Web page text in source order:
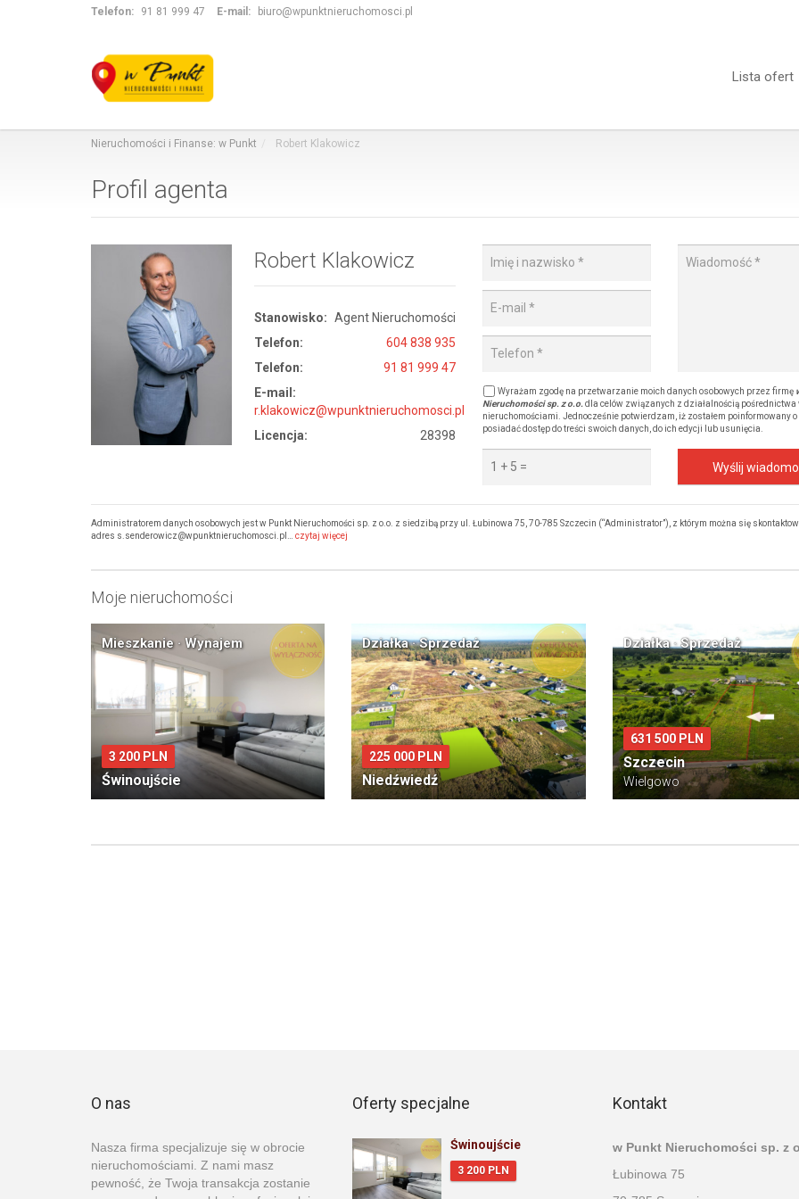
Telefon: 91 81 999 47 E-mail: biuro@wpunktnieruchomosci.pl
Lista ofert
Nieruchomości i Finanse: w Punkt Robert Klakowicz
Profil agenta
Robert Klakowicz
Stanowisko: Agent Nieruchomości
Telefon:
604 838 935
Telefon:
91 81 999 47
E-mail:
r.klakowicz@wpunktnieruchomosci.pl
Licencja:
28398
Wyrażam zgodę na przetwarzanie moich danych osobowych przez firmę
Nieruchomości sp. z o.o. dla celów związanych z działalnością pośrednictwa
nieruchomościami. Jednocześnie potwierdzam, iż zostałem poinformowany o
posiadać dostęp do treści swoich danych, do ich edycji lub usunięcia.
Wyślij
Administratorem danych osobowych jest w Punkt Nieruchomości sp. z o.o. z siedzibą przy ul. Łubinowa 75, 70-785 Szczecin (“Administrator”), z którym można się
adres s.senderowicz@wpunktnieruchomosci.pl… czytaj więcej
Moje nieruchomości
Mieszkanie · Wynajem
3 200 PLN
Świnoujście
Działka · Sprzedaż
225 000 PLN
Niedźwiedź
Działka · Sprzedaż
631 500 PLN
Szczecin
Wielgowo
O nas
Nasza firma specjalizuje się w obrocie
nieruchomościami. Z nami masz
pewność, że Twoja transakcja zostanie
Oferty specjalne
Świnoujście
3 200 PLN
Kontakt
w Punkt Nieruchomości sp. z
Łubinowa 75